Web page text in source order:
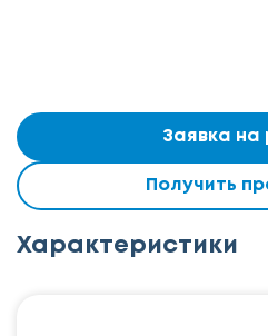
Заявка на
Получить
Характеристики